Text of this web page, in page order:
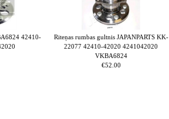
42410-
Riteņas rumbas gultnis JAPANPARTS KK-
22077 42410-42020 4241042020
VKBA6824
€52.00